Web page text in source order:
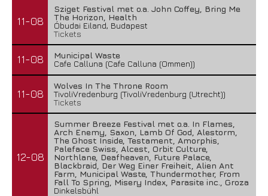
11-08
Sziget Festival met o.a. John Coffey, Bring Me
The Horizon, Health
Óbudai Eiland, Budapest
Tickets
11-08
Municipal Waste
Cafe Calluna (Cafe Calluna (Ommen))
11-08
Wolves In The Throne Room
TivoliVredenburg (TivoliVredenburg (Utrecht))
Tickets
12-08
Summer Breeze Festival met o.a. In Flames,
Arch Enemy, Saxon, Lamb Of God, Alestorm,
The Ghost Inside, Testament, Amorphis,
Paleface Swiss, Alcest, Orbit Culture,
Northlane, Deafheaven, Future Palace,
Blackbraid, Der Weg Einer Freiheit, Alien Ant
Farm, Municipal Waste, Thundermother, From
Fall To Spring, Misery Index, Parasite inc., Groza
Dinkelsbühl